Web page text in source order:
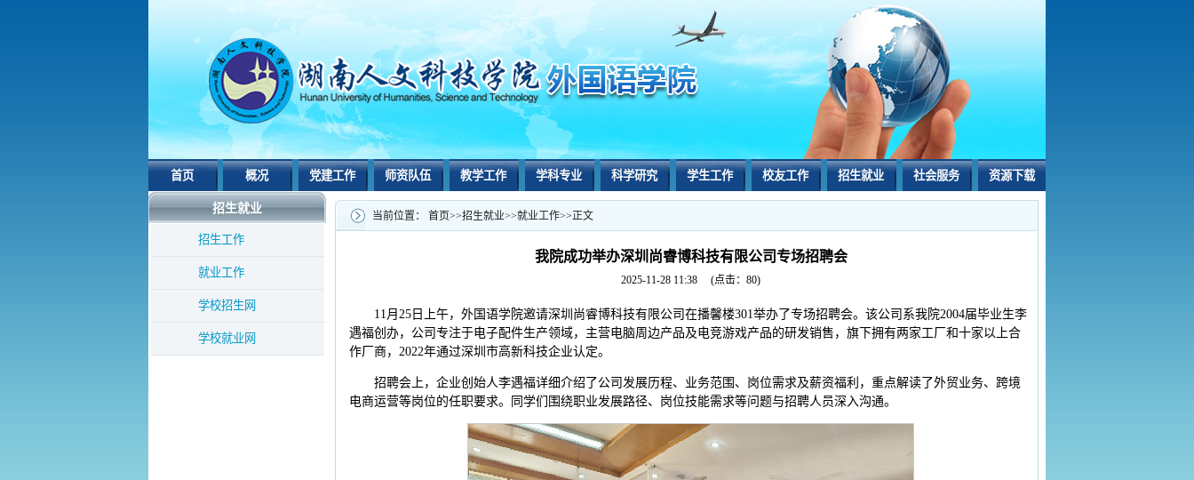
首页 概况 党建工作 师资队伍 教学工作 学科专业 科学研究 学生工作 校友工作 招生就业 社会服务 资源下载
招生就业
招生工作
就业工作
学校招生网
学校就业网
当前位置： 首页>>招生就业>>就业工作>>正文
我院成功举办深圳尚睿博科技有限公司专场招聘会
2025-11-28 11:38 (点击： 80)
11月25日上午，外国语学院邀请深圳尚睿博科技有限公司在播馨楼301举办了专场招聘会。该公司系我院2004届毕业生李
遇福创办，公司专注于电子配件生产领域，主营电脑周边产品及电竞游戏产品的研发销售，旗下拥有两家工厂和十家以上合
作厂商，2022年通过深圳市高新科技企业认定。
招聘会上，企业创始人李遇福详细介绍了公司发展历程、业务范围、岗位需求及薪资福利，重点解读了外贸业务、跨境
电商运营等岗位的任职要求。同学们围绕职业发展路径、岗位技能需求等问题与招聘人员深入沟通。